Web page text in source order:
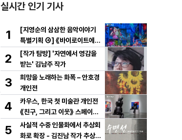
실시간 인기 기사
1
[지영순의 삼삼한 음악이야기
특별기획 ④] 《바이로이트에서
만난 바그너》
2
[작가 탐방] '자연에서 영감을
받는' 김남주 작가
3
희망을 노래하는 화폭 – 안호경
개인전
4
카우스, 한국 첫 미술관 개인전
《친구, 그리고 이웃》 스페이스
K 서울에서 개최
5
사실적 수중 인물화에서 추상회
화로 확장 - 김진남 작가 추상